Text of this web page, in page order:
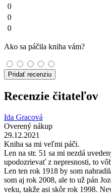
0
0
0
Ako sa páčila kniha vám?
Pridať recenziu
Recenzie čitateľov
Ida Gracová
Overený nákup
29.12.2021
Kniha sa mi veľmi páči.
Len na str. 51 sa mi nezdá
upodozrievať z nepresnosti, to
Len ten rok 1918 by som
som aj rok 2008, ale to už pán
veku, takže asi skôr rok 1998.